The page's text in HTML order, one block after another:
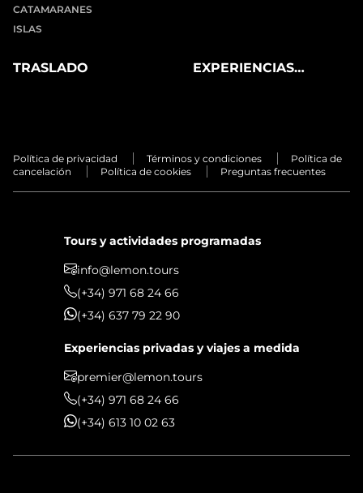
CATAMARANES
ISLAS
TRASLADO
EXPERIENCIAS
Política de privacidad Términos y condiciones
Política de
cancelación
Política de cookies Preguntas frecuentes
Tours y actividades programadas
info@lemon.tours
(+34) 971 68 24 66
(+34) 637 79 22 90
Experiencias privadas y viajes a medida
premier@lemon.tours
(+34) 971 68 24 66
(+34) 613 10 02 63